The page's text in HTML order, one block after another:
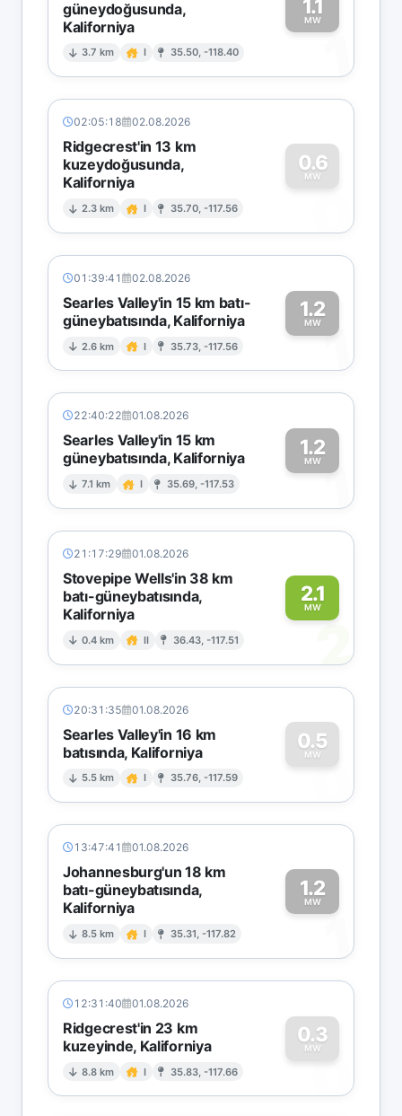
güneydoğusunda,
Kaliforniya
3.7 km I 35.50, -118.40
1.1
MW
1
02:05:18 02.08.2026
Ridgecrest'in 13 km
kuzeydoğusunda,
Kaliforniya
2.3 km I 35.70, -117.56
0.6
MW
0
01:39:41 02.08.2026
Searles Valley'in 15 km batı-
güneybatısında, Kaliforniya
2.6 km I 35.73, -117.56
1.2
MW1
22:40:22 01.08.2026
Searles Valley'in 15 km
güneybatısında, Kaliforniya
7.1 km I 35.69, -117.53
1.2
MW1
21:17:29 01.08.2026
Stovepipe Wells'in 38 km
batı-güneybatısında,
Kaliforniya
0.4 km II 36.43, -117.51
2.1
MW
2
20:31:35 01.08.2026
Searles Valley'in 16 km
batısında, Kaliforniya
5.5 km I 35.76, -117.59
0.5
MW
0
13:47:41 01.08.2026
Johannesburg'un 18 km
batı-güneybatısında,
Kaliforniya
8.5 km I 35.31, -117.82
1.2
MW
1
12:31:40 01.08.2026
Ridgecrest'in 23 km
kuzeyinde, Kaliforniya
8.8 km I 35.83, -117.66
0.3
MW
0